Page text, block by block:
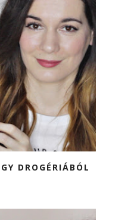
DROGÉRIÁBÓL